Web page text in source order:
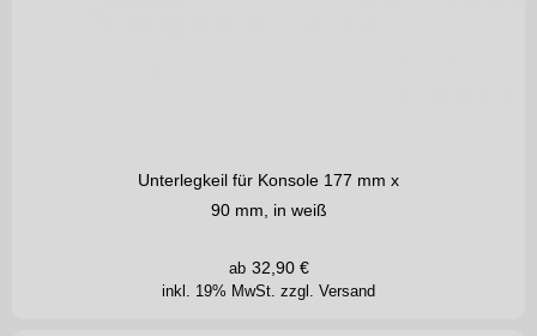
Unterlegkeil für Konsole 177 mm x
90 mm, in weiß
inkl. 19% MwSt. zzgl. Versand
ab 32,90€